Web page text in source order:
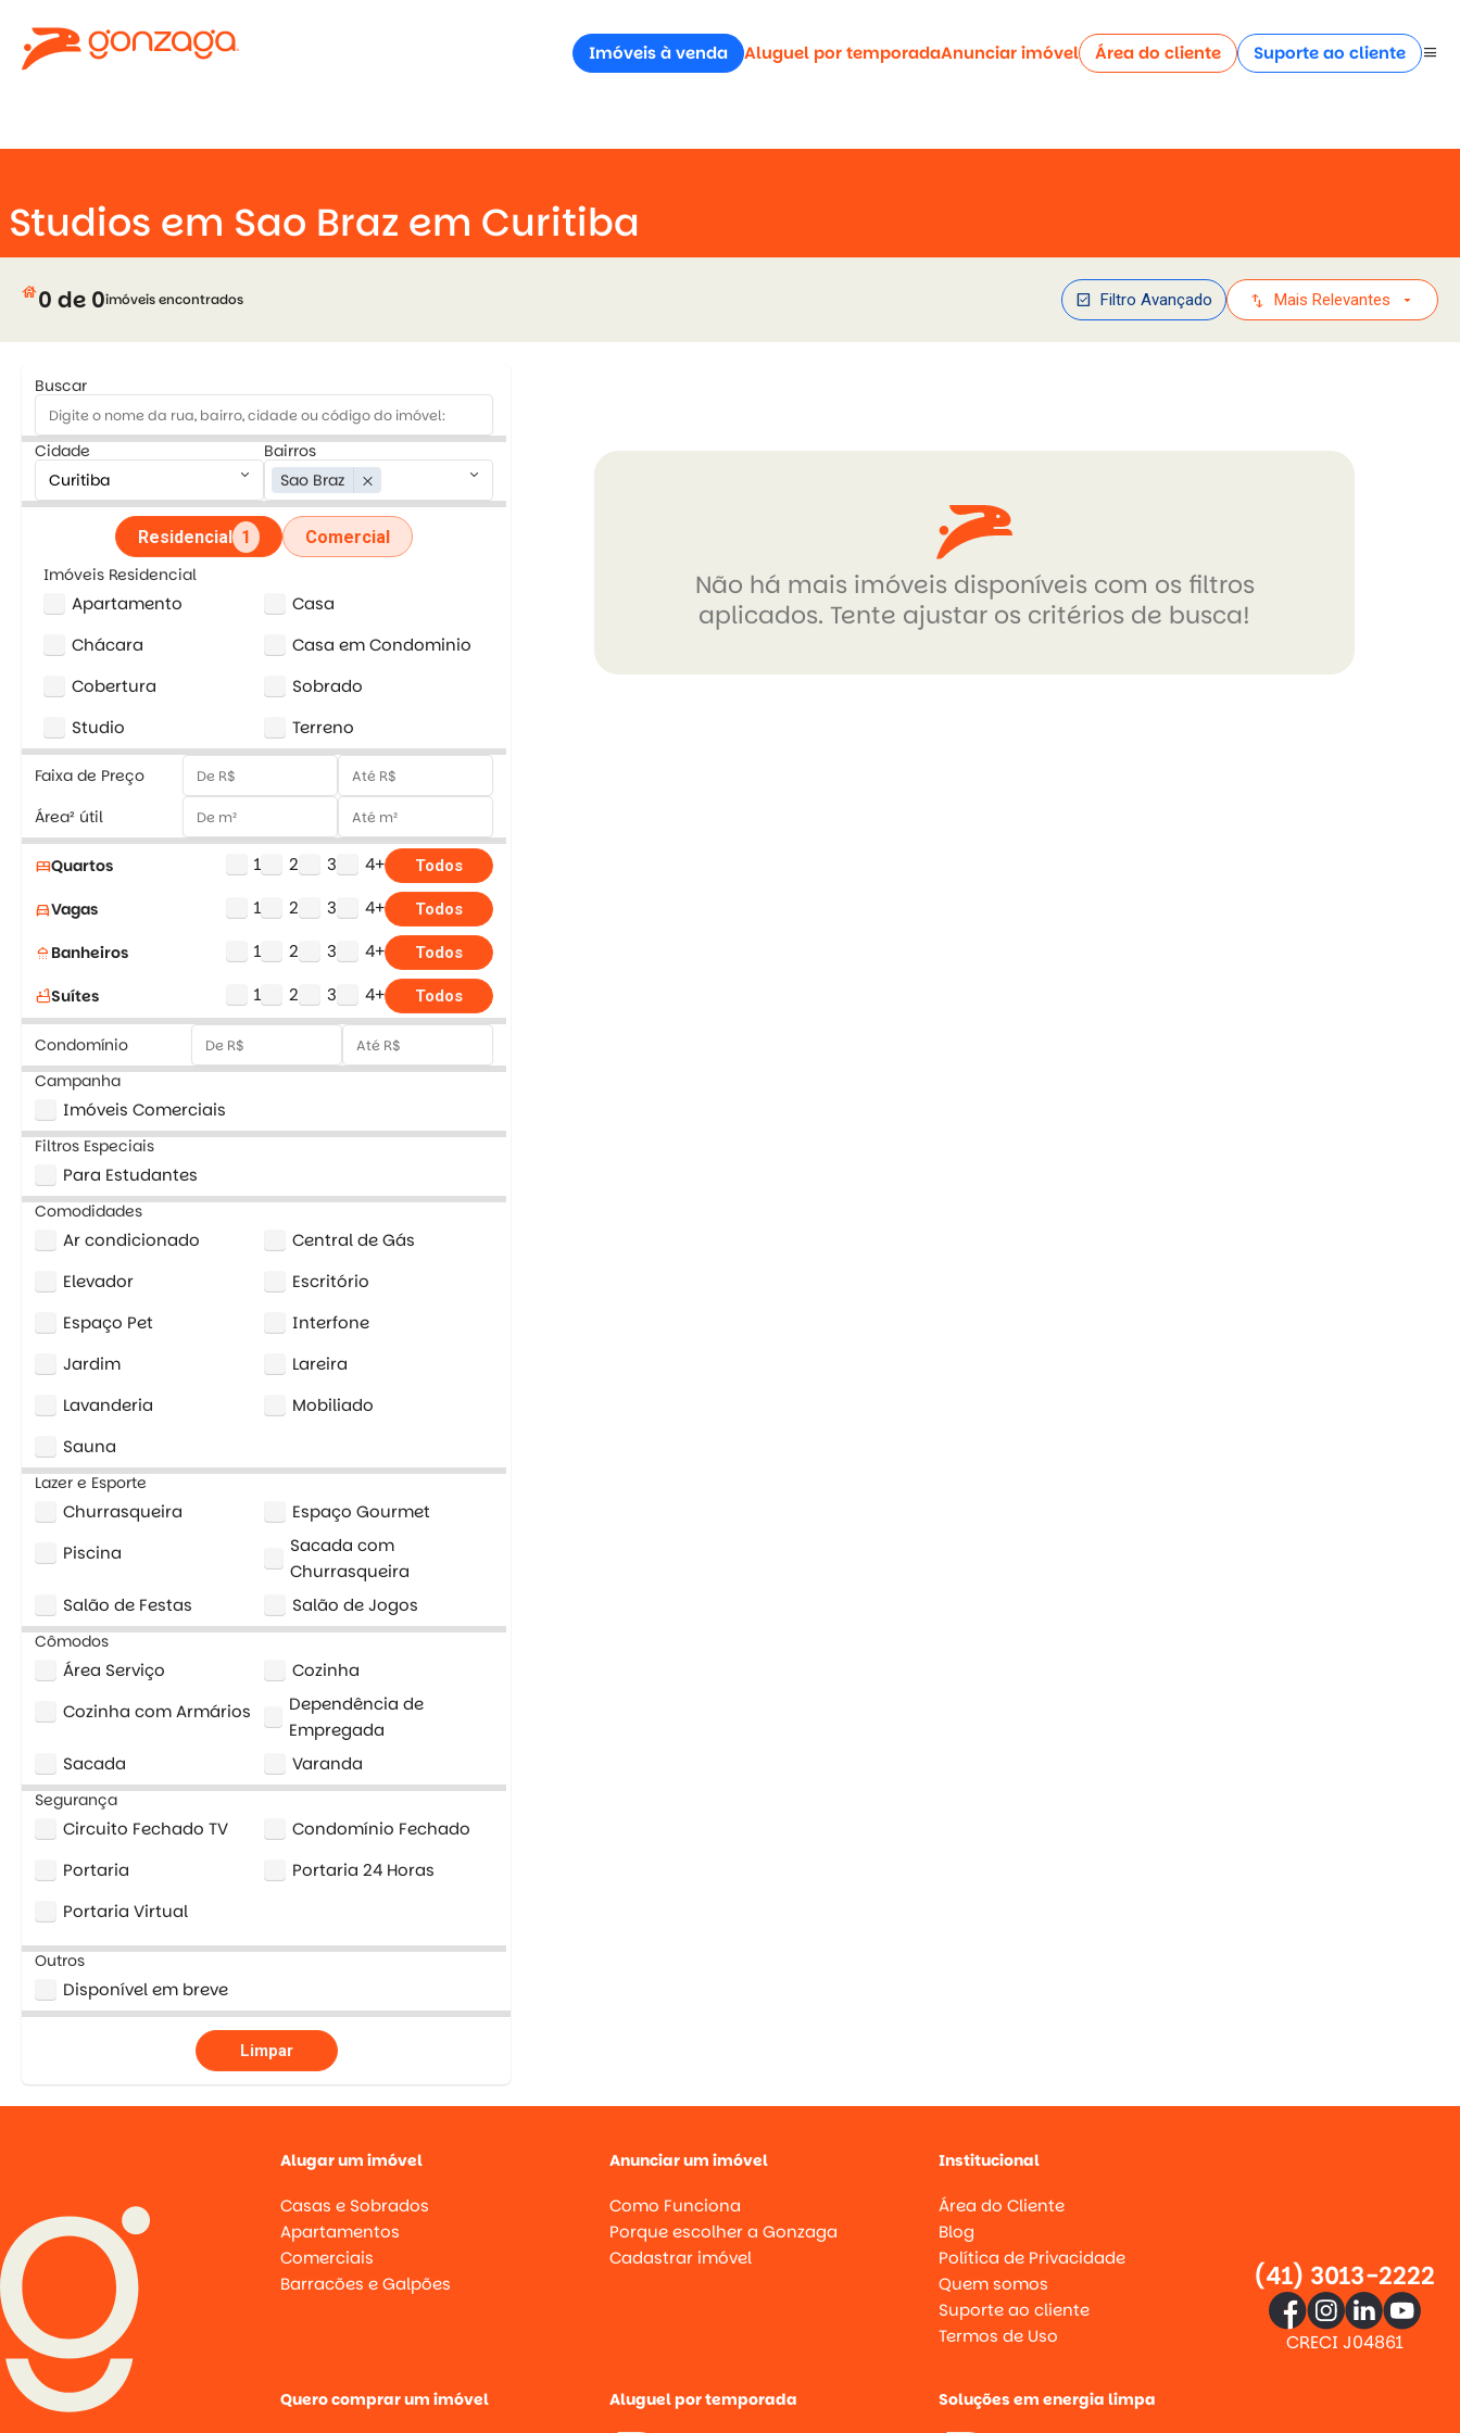
Imóveis à venda Aluguel por temporadaAnunciar imóvel Área do cliente Suporte ao cliente menu
Studios em Sao Braz em Curitiba
house0 de 0imóveis encontrados check_box Filtro Avançado swap_vert Mais Relevantes arrow_drop_down
Buscar
Cidade
keyboard_arrow_down
Bairros
Sao Braz
close keyboard_arrow_down
Residencial 1 Comercial
Imóveis Residencial
Apartamento
Casa
Chácara
Casa em Condominio
Cobertura
Sobrado
Studio
Terreno
Faixa de Preço
Área² útil
bedQuartos 1 2 3 4+ Todos
directions_carVagas 1 2 3 4+ Todos
shower Banheiros 1 2 3 4+ Todos
bathtubSuítes 1 2 3 4+ Todos
Condomínio
Campanha
Imóveis Comerciais
Filtros Especiais
Para Estudantes
Comodidades
Ar condicionado
Central de Gás
Elevador
Escritório
Espaço Pet
Interfone
Jardim
Lareira
Lavanderia
Mobiliado
Sauna
Lazer e Esporte
Churrasqueira
Espaço Gourmet
Piscina
Sacada com
Churrasqueira
Salão de Festas
Salão de Jogos
Cômodos
Área Serviço
Cozinha
Cozinha com Armários
Dependência de
Empregada
Sacada
Varanda
Segurança
Circuito Fechado TV
Condomínio Fechado
Portaria
Portaria 24 Horas
Portaria Virtual
Outros
Disponível em breve
Limpar
Não há mais imóveis disponíveis com os filtros
aplicados. Tente ajustar os critérios de busca!
Alugar um imóvel
Casas e Sobrados
Apartamentos
Comerciais
Barracões e Galpões
Anunciar um imóvel
Como Funciona
Porque escolher a Gonzaga
Cadastrar imóvel
Institucional
Área do Cliente
Blog
Política de Privacidade
Quem somos
Suporte ao cliente
Termos de Uso
Quero comprar um imóvel Aluguel por temporada Soluções em energia limpa
(41) 3013-2222
CRECI J04861